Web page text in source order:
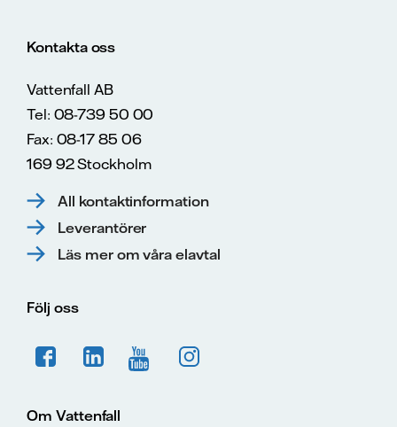
Kontakta oss
Vattenfall AB
Tel: 08-739 50 00
Fax: 08-17 85 06
169 92 Stockholm
All kontaktinformation
Leverantörer
Läs mer om våra elavtal
Följ oss
Om Vattenfall